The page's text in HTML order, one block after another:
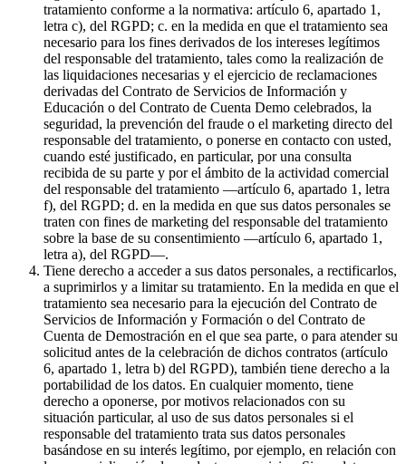
tratamiento conforme a la normativa: artículo 6, apartado 1,
letra c), del RGPD; c. en la medida en que el tratamiento sea
necesario para los fines derivados de los intereses legítimos
del responsable del tratamiento, tales como la realización de
las liquidaciones necesarias y el ejercicio de reclamaciones
derivadas del Contrato de Servicios de Información y
Educación o del Contrato de Cuenta Demo celebrados, la
seguridad, la prevención del fraude o el marketing directo del
responsable del tratamiento, o ponerse en contacto con usted,
cuando esté justificado, en particular, por una consulta
recibida de su parte y por el ámbito de la actividad comercial
del responsable del tratamiento —artículo 6, apartado 1, letra
f), del RGPD; d. en la medida en que sus datos personales se
traten con fines de marketing del responsable del tratamiento
sobre la base de su consentimiento —artículo 6, apartado 1,
letra a), del RGPD—.
Tiene derecho a acceder a sus datos personales, a rectificarlos,
a suprimirlos y a limitar su tratamiento. En la medida en que el
tratamiento sea necesario para la ejecución del Contrato de
Servicios de Información y Formación o del Contrato de
Cuenta de Demostración en el que sea parte, o para atender su
solicitud antes de la celebración de dichos contratos (artículo
6, apartado 1, letra b) del RGPD), también tiene derecho a la
portabilidad de los datos. En cualquier momento, tiene
derecho a oponerse, por motivos relacionados con su
situación particular, al uso de sus datos personales si el
responsable del tratamiento trata sus datos personales
basándose en su interés legítimo, por ejemplo, en relación con